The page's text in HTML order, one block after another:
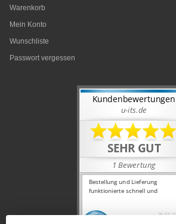
Warenkorb
Mein Konto
Wunschliste
Passwort vergessen